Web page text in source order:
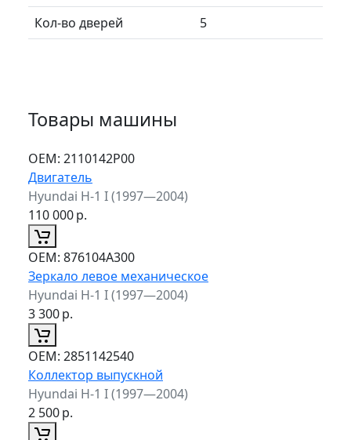
Кол-во дверей
5
Товары машины
ОЕМ: 2110142P00
Двигатель
Hyundai H-1 I (1997—2004)
110 000р.
ОЕМ: 876104A300
Зеркало левое механическое
Hyundai H-1 I (1997—2004)
3 300р.
ОЕМ: 2851142540
Коллектор выпускной
Hyundai H-1 I (1997—2004)
2 500р.